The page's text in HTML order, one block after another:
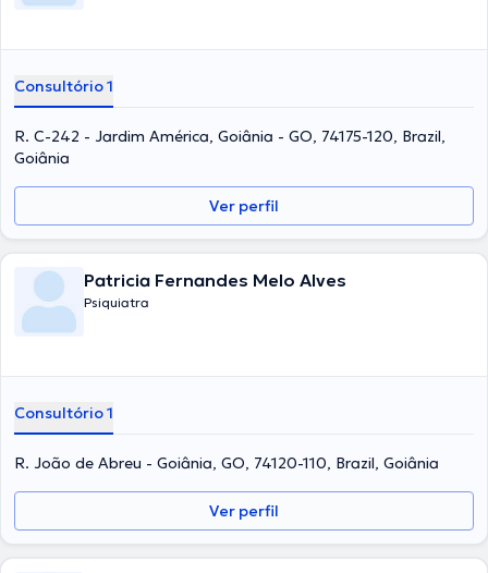
Consultório 1
R. C-242 - Jardim América, Goiânia - GO, 74175-120, Brazil,
Goiânia
Ver perfil
Patricia Fernandes Melo Alves
Psiquiatra
Consultório 1
R. João de Abreu - Goiânia, GO, 74120-110, Brazil, Goiânia
Ver perfil